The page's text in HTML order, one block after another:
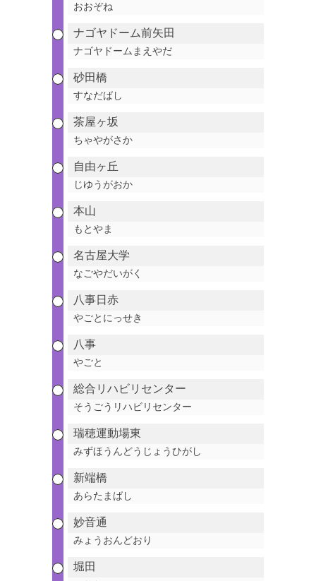
おおぞね
ナゴヤドーム前矢田
ナゴヤドームまえやだ
砂田橋
すなだばし
茶屋ヶ坂
ちゃやがさか
自由ヶ丘
じゆうがおか
本山
もとやま
名古屋大学
なごやだいがく
八事日赤
やごとにっせき
八事
やごと
総合リハビリセンター
そうごうリハビリセンター
瑞穂運動場東
みずほうんどうじょうひがし
新端橋
あらたまばし
妙音通
みょうおんどおり
堀田